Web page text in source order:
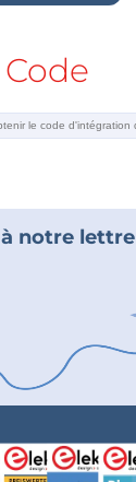
Code
à notre lettre